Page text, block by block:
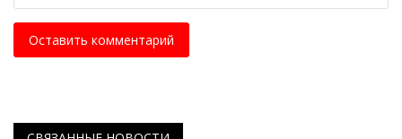
Оставить комментарий